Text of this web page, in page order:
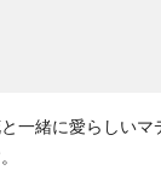
一緒に愛らしいマ